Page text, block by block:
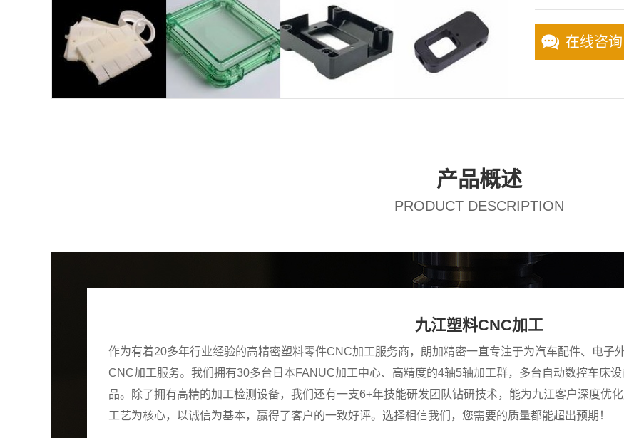
在线咨询
产品概述
PRODUCT DESCRIPTION
九江塑料CNC加工
作为有着20多年行业经验的高精密塑料零件CNC加工服务商，朗加精密一直专注于为汽车配件、电子
CNC加工服务。我们拥有30多台日本FANUC加工中心、高精度的4轴5轴加工群，多台自动数控车床
品。除了拥有高精的加工检测设备，我们还有一支6+年技能研发团队钻研技术，能为九江客户深度优
工艺为核心，以诚信为基本，赢得了客户的一致好评。选择相信我们，您需要的质量都能超出预期！